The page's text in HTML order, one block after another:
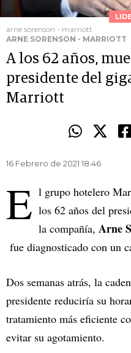
arne sorenson - marriott
ARNE SORENSON - MARRIOTT
A los 62 años,
presidente del
Marriott
16 Febrero de 2021 18.46
E l grupo hotelero
los 62 años del
la compañía, Arne
fue diagnosticado con un
Dos semanas atrás, la
presidente reduciría su
tratamiento más eficiente
evitar su agotamiento.